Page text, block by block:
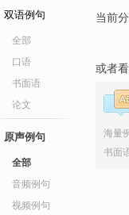
双语例句
全部
口语
书面语
论文
原声例句
全部
音频例句
视频例句
当前
或者
海量
书面